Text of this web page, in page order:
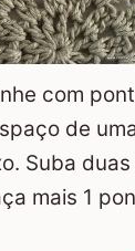
com
de
Suba
mais 1